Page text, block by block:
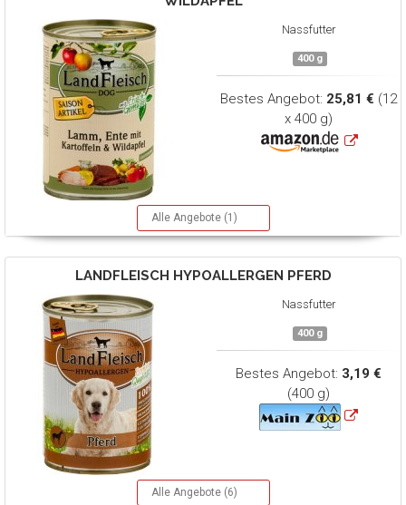
Nassfutter
400 g
Bestes Angebot: 25,81 € (12
x 400 g)
Alle Angebote (1)
LANDFLEISCH HYPOALLERGEN PFERD
Nassfutter
400 g
Bestes Angebot: 3,19 €
(400 g)
Alle Angebote (6)